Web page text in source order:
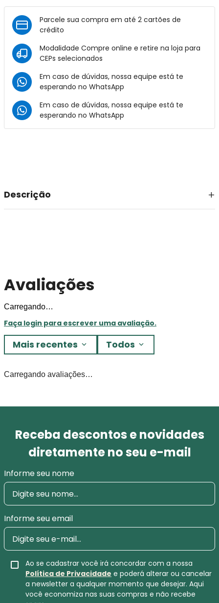
Parcele sua compra em até 2 cartões de
crédito
Modalidade Compre online e retire na loja para
CEPs selecionados
Em caso de dúvidas, nossa equipe está te
esperando no WhatsApp
Em caso de dúvidas, nossa equipe está te
esperando no WhatsApp
Descrição
Avaliações
Carregando…
Faça login para escrever uma avaliação.
Mais recentes Todos
Carregando avaliações…
Receba descontos e novidades
diretamente no seu e-mail
Informe seu nome
Informe seu email
Ao se cadastrar você irá concordar com a nossa
Política de Privacidade e poderá alterar ou cancelar
a newsletter a qualquer momento que desejar. Aqui
você economiza nas suas compras e não recebe